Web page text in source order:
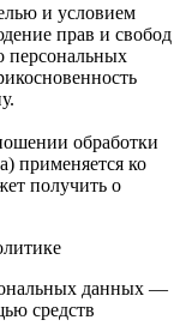
и условием
прав и свобод
персональных
обработки
применяется ко
получить о
данных —
средств